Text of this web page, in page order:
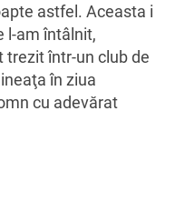
astfel. Aceasta i
l-am întâlnit,
trezit într-un club de
în ziua
cu adevărat